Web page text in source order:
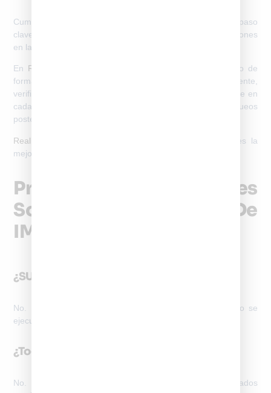
Cumplir con el regulación SUBTEL registro de IMEI es un paso
clave para asegurar que tu celular funcione sin interrupciones
en las redes chilenas.
En RegistrodeIMEI
te ayudamos a gestionar este proceso de
forma clara, ordenada y alineada con la normativa vigente,
verificando previamente el estado de tu equipo y guiándote en
cada etapa para evitar rechazos, errores o bloqueos
posteriores.
Realizar el trámite correctamente aquí
, desde el inicio es la
mejor manera de proteger tu dispositivo y tu inversión.
Preguntas Frecuentes
Sobre SUBTEL Registro De
IMEI
¿SUBTEL Registra Directamente Los IMEI?
No. SUBTEL regula y fiscaliza el sistema, pero el registro se
ejecuta a través de entidades autorizadas.
¿Todos Los Celulares Deben Registrarse?
No. Principalmente los equipos importados o no registrados